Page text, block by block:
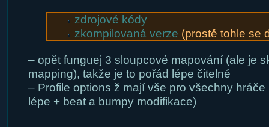
zdrojové kódy
zkompilovaná verze (prostě tohle se
– opět funguej 3 sloupcové mapování (ale je
mapping), takže je to pořád lépe čitelné
– Profile options ž mají vše pro všechny hráče
lépe + beat a bumpy modifikace)